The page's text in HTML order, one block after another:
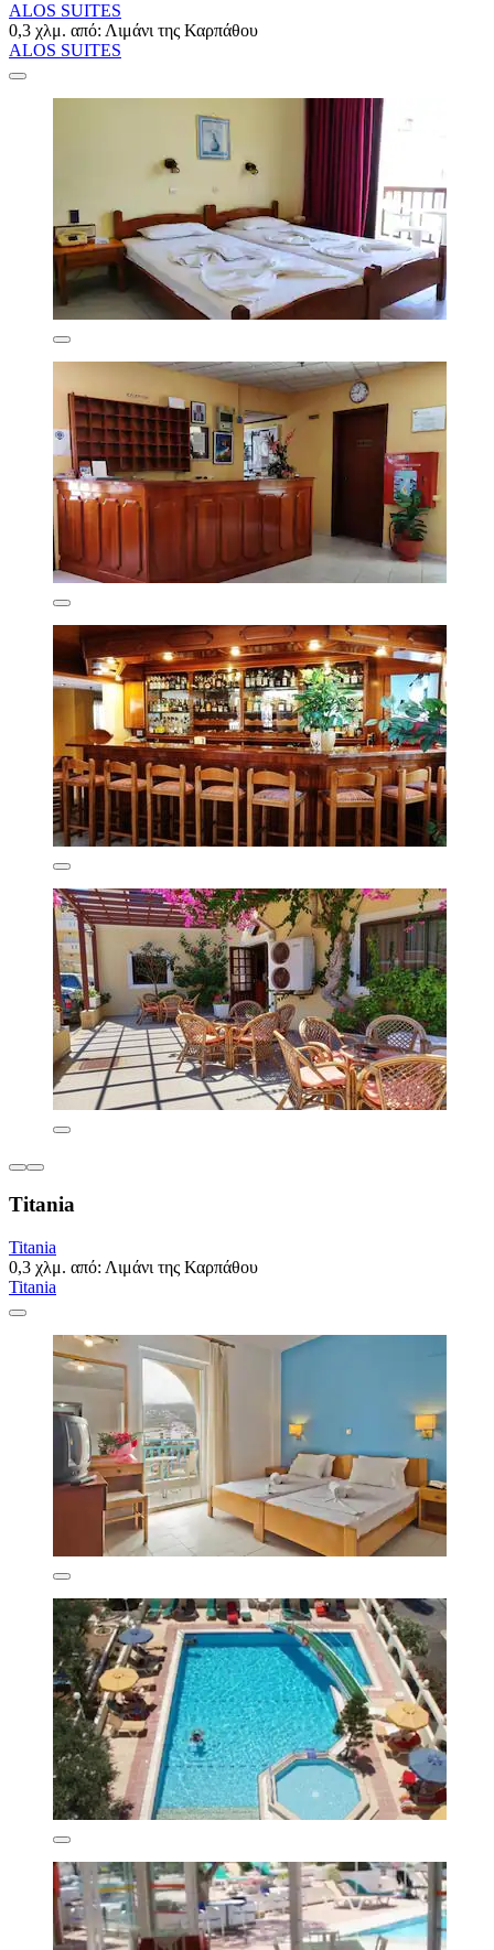
ALOS SUITES
0,3 χλμ. από: Λιμάνι της Καρπάθου
ALOS SUITES
Titania
Titania
0,3 χλμ. από: Λιμάνι της Καρπάθου
Titania